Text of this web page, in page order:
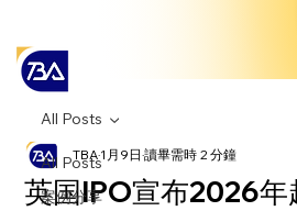
All Posts
案例分享
All Posts
英国IPO宣布2026年
TBA1月9日讀畢需時 2 分鐘